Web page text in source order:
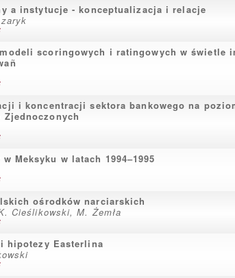
a instytucje - konceptualizacja i relacje
scoringowych i ratingowych w świetle
i koncentracji sektora bankowego na
Zjednoczonych
Meksyku w latach 1994–1995
ośrodków narciarskich
Cieślikowski, M. Żemła
hipotezy Easterlina